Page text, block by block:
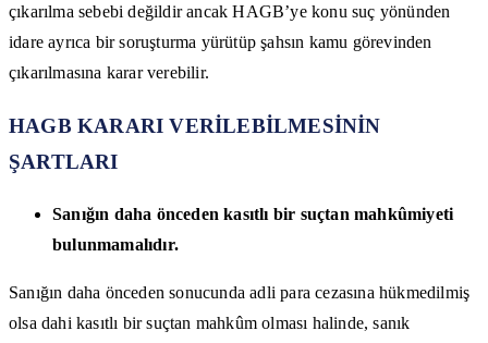
çıkarılma sebebi değildir ancak HAGB’ye konu suç yönünden
idare ayrıca bir soruşturma yürütüp şahsın kamu görevinden
çıkarılmasına karar verebilir.
HAGB KARARI VERİLEBİLMESİNİN
ŞARTLARI
Sanığın daha önceden kasıtlı bir suçtan mahkûmiyeti
bulunmamalıdır.
Sanığın daha önceden sonucunda adli para cezasına hükmedilmiş
olsa dahi kasıtlı bir suçtan mahkûm olması halinde, sanık